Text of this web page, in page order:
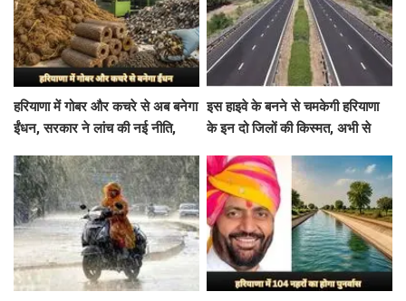
हरियाणा में गोबर और कचरे से अब बनेगा
ईंधन, सरकार ने लांच की नई नीति,
इस हाइवे के बनने से चमकेगी हरियाणा
के इन दो जिलों की किस्मत, अभी से